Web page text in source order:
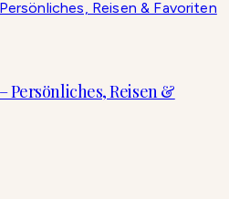
Persönliches, Reisen &